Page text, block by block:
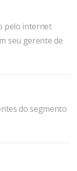
pelo internet
seu gerente de
do segmento